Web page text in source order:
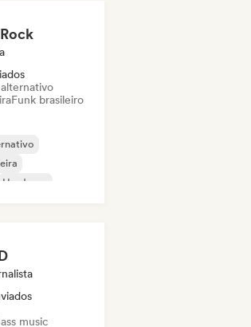
Funk brasileiro
Hardcore
music